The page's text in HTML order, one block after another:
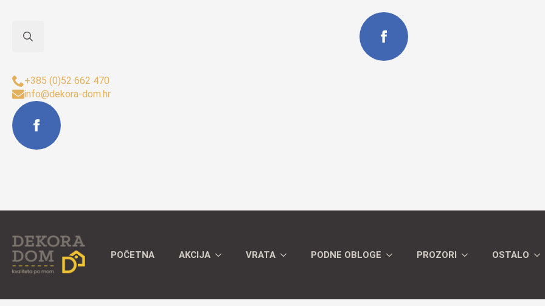
+385 (0)52 662 470
info@dekora-dom.hr
POČETNA AKCIJA VRATA PODNE OBLOGE PROZORI OSTALO